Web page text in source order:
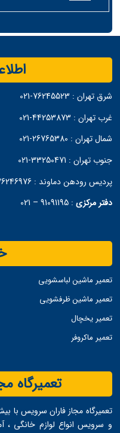
شرق تهران : 76245523-021
غرب تهران : 44253873-021
شمال تهران :
جنوب تهران : 33250471-021
پردیس رودهن دماوند :021
دفتر مرکزی :
91091195 – 021
تعمیر ماشین لباسشویی
تعمیر ماشین ظرفشویی
تعمیر یخچال
تعمیر ماکروفر
تعمیرگاه
و سرویس انواع لوازم خانگی